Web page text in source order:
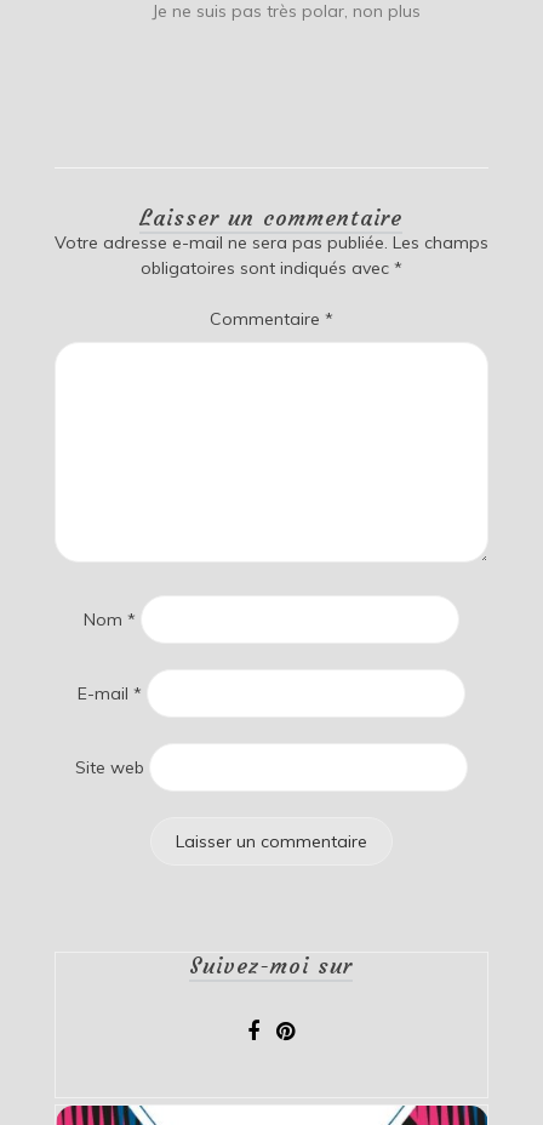
Je ne suis pas très polar, non plus
Laisser un commentaire
Votre adresse e-mail ne sera pas publiée. Les champs
obligatoires sont indiqués avec *
Commentaire *
Nom *
E-mail *
Site web
Suivez-moi sur